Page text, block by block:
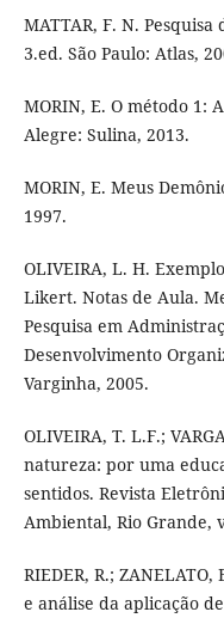
MATTAR, F. N.
3.ed. São Paulo: Atlas,
MORIN, E. O método 1:
Alegre: Sulina, 2013.
MORIN, E. Meus
1997.
OLIVEIRA, L. H.
Likert. Notas de Aula.
Pesquisa em
Desenvolvimento
Varginha, 2005.
OLIVEIRA, T. L.F.;
natureza: por uma
sentidos. Revista
Ambiental, Rio Grande,
RIEDER, R.; ZANELATO,
e análise da aplicação